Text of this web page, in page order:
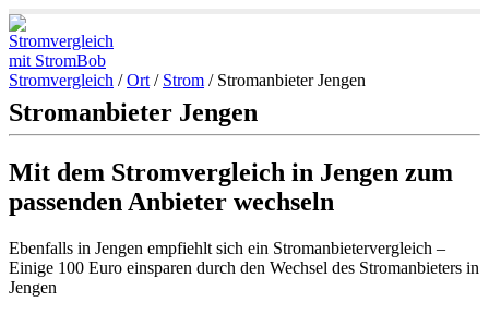
Stromvergleich /Ort / Strom / Stromanbieter Jengen
Stromanbieter Jengen
Mit dem Stromvergleich in Jengen zum
passenden Anbieter wechseln
Ebenfalls in Jengen empfiehlt sich ein Stromanbietervergleich –
Einige 100 Euro einsparen durch den Wechsel des Stromanbieters in
Jengen